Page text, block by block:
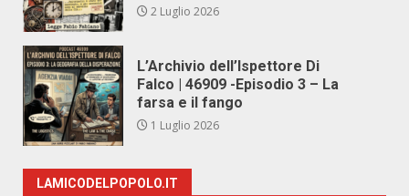
2 Luglio 2026
L’Archivio dell’Ispettore Di
Falco | 46909 -Episodio 3 – La
farsa e il fango
1 Luglio 2026
LAMICODELPOPOLO.IT